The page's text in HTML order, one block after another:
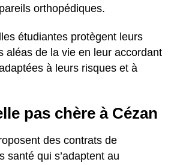
orthopédiques.
étudiantes protègent leurs
aléas de la vie en leur accordant
à leurs risques et à
pas chère à Cézan
des contrats de
santé qui s’adaptent au